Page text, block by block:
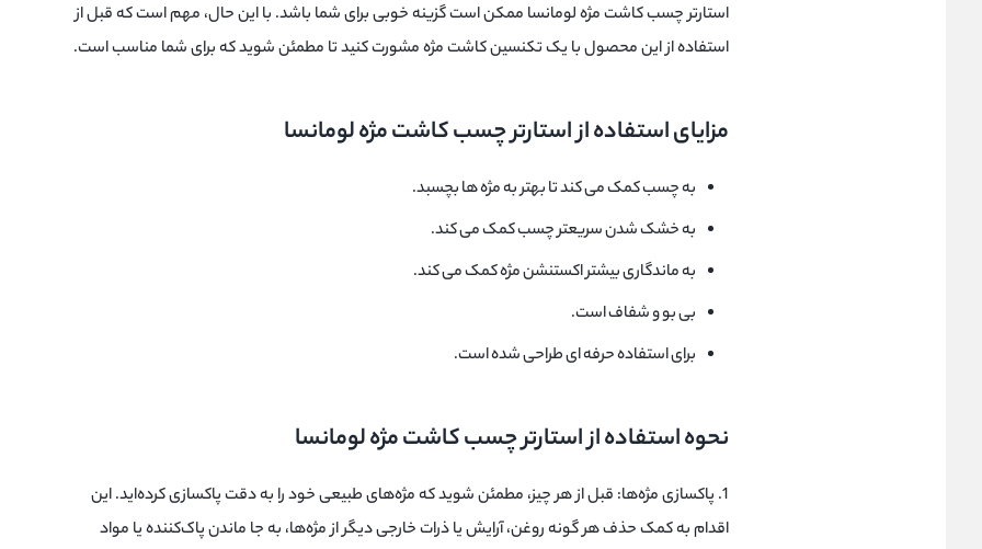
استارتر چسب کاشت مژه لومانسا ممکن است گزینه خوبی برای شما باشد. با این حال، مهم است که قبل از
استفاده از این محصول با یک تکنسین کاشت مژه مشورت کنید تا مطمئن شوید که برای شما مناسب است.
مزایای استفاده از استارتر چسب کاشت مژه لومانسا
به چسب کمک می کند تا بهتر به مژه ها بچسبد.
به خشک شدن سریعتر چسب کمک می کند.
به ماندگاری بیشتر اکستنشن مژه کمک می کند.
بی بو و شفاف است.
برای استفاده حرفه ای طراحی شده است.
نحوه استفاده از استارتر چسب کاشت مژه لومانسا
1. پاکسازی مژه‌ها: قبل از هر چیز، مطمئن شوید که مژه‌های طبیعی خود را به دقت پاکسازی کرده‌اید. این
اقدام به کمک حذف هر گونه روغن، آرایش یا ذرات خارجی دیگر از مژه‌ها، به جا ماندن پاک‌کننده یا مواد